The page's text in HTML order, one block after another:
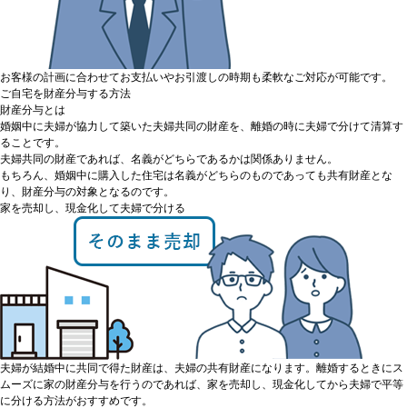
お客様の計画に合わせてお支払いやお引渡しの時期も柔軟なご対応が可能です。
ご自宅を財産分与する方法
財産分与とは
婚姻中に夫婦が協力して築いた夫婦共同の財産を、離婚の時に夫婦で分けて清算す
ることです。
夫婦共同の財産であれば、 名義がどちらであるかは関係ありません。
もちろん、婚姻中に購入した住宅は名義がどちらのものであっても共有財産とな
り、財産分与の対象となるのです。
家を売却し、現金化して夫婦で分ける
夫婦が結婚中に共同で得た財産は、夫婦の共有財産になります。離婚するときにス
ムーズに家の財産分与を行うのであれば、家を売却し、現金化してから夫婦で平等
に分ける方法がおすすめです。